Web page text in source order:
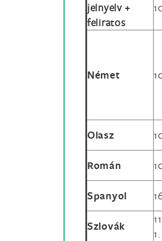
jelnyelv +
feliratos
Német
Olasz
Román
Spanyol
Szlovák